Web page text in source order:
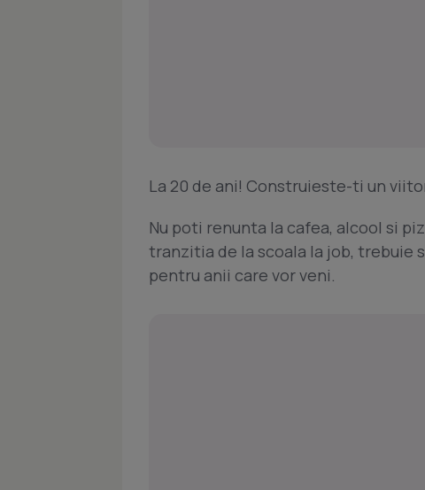
La 20 de ani! Construieste-ti un
Nu poti renunta la cafea, alcool si
tranzitia de la scoala la job, trebuie
pentru anii care vor veni.